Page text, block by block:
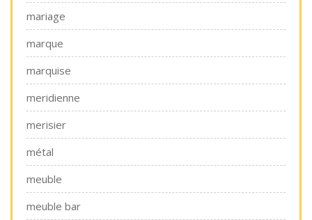
mariage
marque
marquise
meridienne
merisier
métal
meuble
meuble bar